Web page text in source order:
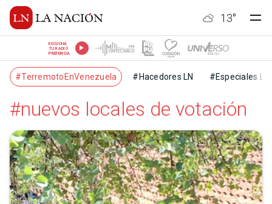
13°
ESCUCHÁ
TU RADIO
PREFERIDA
#TerremotoEnVenezuela #Hacedores LN #Especiales LN
#nuevos locales de votación